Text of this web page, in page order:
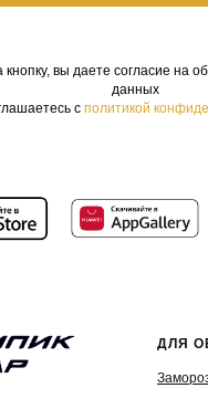
вы даете согласие на
данных
c политикой
ДЛЯ